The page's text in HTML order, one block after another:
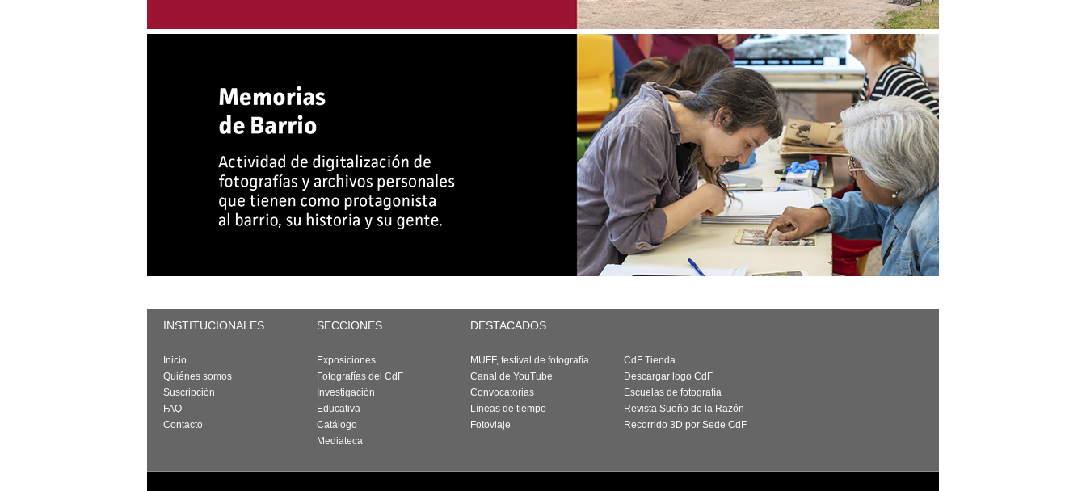
INSTITUCIONALES SECCIONES DESTACADOS
Inicio
Quiénes somos
Suscripción
FAQ
Contacto
Exposiciones
Fotografías del CdF
Investigación
Educativa
Catálogo
Mediateca
MUFF, festival de fotografía
Canal de YouTube
Convocatorias
Líneas de tiempo
Fotoviaje
CdF Tienda
Descargar logo CdF
Escuelas de fotografía
Revista Sueño de la Razón
Recorrido 3D por Sede CdF